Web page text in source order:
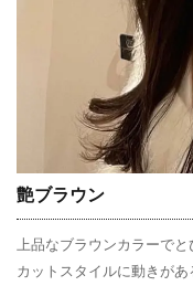
艶ブラウン
上品なブラウンカラーでと
カットスタイルに動きがあ